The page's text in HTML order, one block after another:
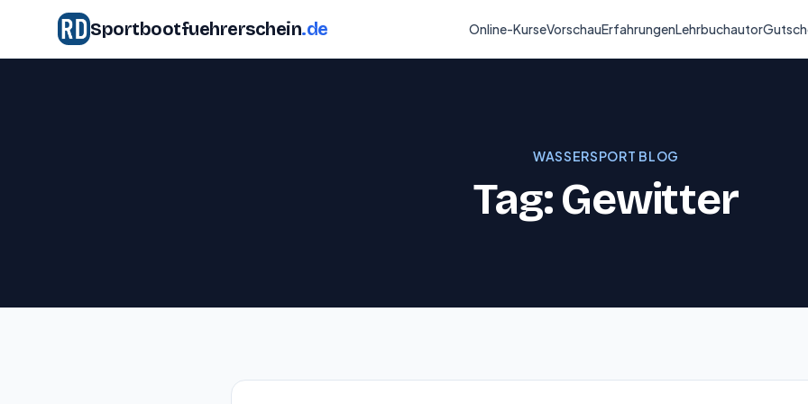
Sportbootfuehrerschein.de Online-KurseVorschauErfahrungenLehrbuchautor
WASSERSPORT BLOG
Tag: Gewitter